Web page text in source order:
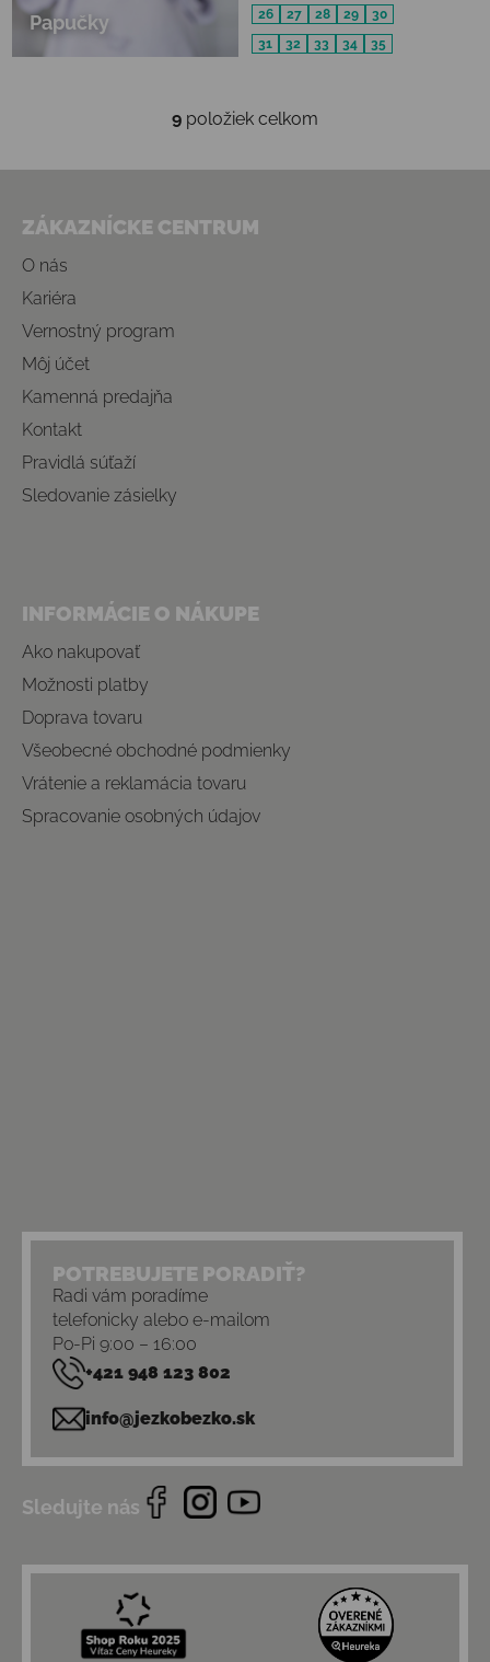
Papučky
26
27 28 29
30
31
32 33 34 35
Ovládacie prvky výpisu
9 položiek celkom
ZÁKAZNÍCKE CENTRUM
O nás
Kariéra
Vernostný program
Môj účet
Kamenná predajňa
Kontakt
Pravidlá súťaží
Sledovanie zásielky
INFORMÁCIE O NÁKUPE
Ako nakupovať
Možnosti platby
Doprava tovaru
Všeobecné obchodné podmienky
Vrátenie a reklamácia tovaru
Spracovanie osobných údajov
POTREBUJETE PORADIŤ?
Radi vám poradíme
telefonicky alebo e-mailom
Po-Pi 9:00 – 16:00
+421 948 123 802
info@jezkobezko.sk
Sledujte nás